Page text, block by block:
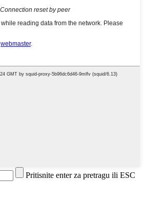
Pritisnite enter za pretragu ili ESC